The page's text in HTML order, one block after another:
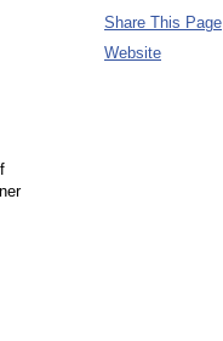
Share This Page
Website